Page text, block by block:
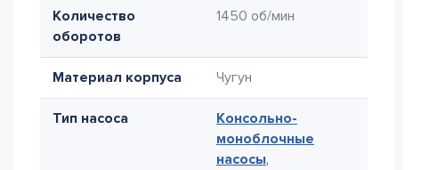
Количество
оборотов
1450 об/мин
Материал корпуса Чугун
Тип насоса
Консольно-
моноблочные
насосы,